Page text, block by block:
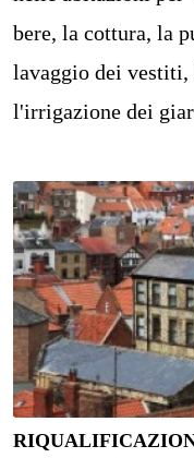
bere, la cottura, la
lavaggio dei vestiti,
l'irrigazione dei